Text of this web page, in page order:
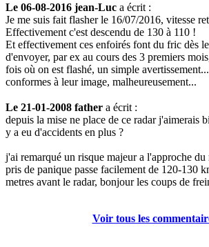
Le 06-08-2016 jean-Luc a écrit :
Je me suis fait flasher le 16/07/2016, vitesse
Effectivement c'est descendu de 130 à 110 !
Et effectivement ces enfoirés font du fric dès
d'envoyer, par ex au cours des 3 premiers
fois où on est flashé, un simple
conformes à leur image, malheureusement...
Le 21-01-2008 father a écrit :
depuis la mise ne place de ce radar j'aimerais
y a eu d'accidents en plus ?
j'ai remarqué un risque majeur a l'approche du
pris de panique passe facilement de 120-130
metres avant le radar, bonjour les coups de
Voir tous les